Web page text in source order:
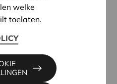
welke
toelaten.